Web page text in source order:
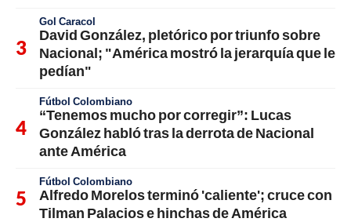
Gol Caracol
David González, pletórico por triunfo sobre
Nacional; "América mostró la jerarquía que le
pedían"
Fútbol Colombiano
“Tenemos mucho por corregir”: Lucas
González habló tras la derrota de Nacional
ante América
Fútbol Colombiano
Alfredo Morelos terminó 'caliente'; cruce con
Tilman Palacios e hinchas de América